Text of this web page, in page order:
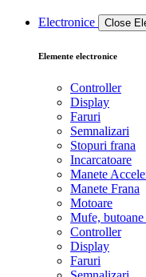
Electronice Close
Elemente electronice
Controller
Display
Faruri
Semnalizari
Stopuri frana
Incarcatoare
Manete
Manete Frana
Motoare
Mufe,
Controller
Display
Faruri